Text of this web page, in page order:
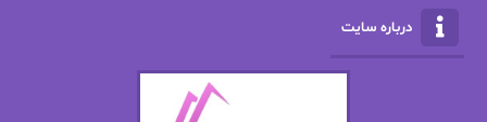
الناز محمدی
امیر فرهی
درباره سایت